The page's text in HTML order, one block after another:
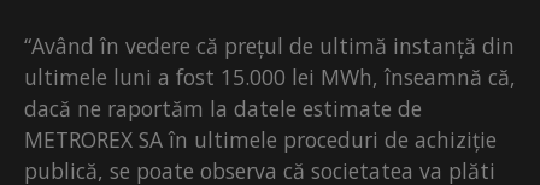
“Având în vedere că prețul de ultimă instanță din
ultimele luni a fost 15.000 lei MWh, înseamnă că,
dacă ne raportăm la datele estimate de
METROREX SA în ultimele proceduri de achiziție
publică, se poate observa că societatea va plăti